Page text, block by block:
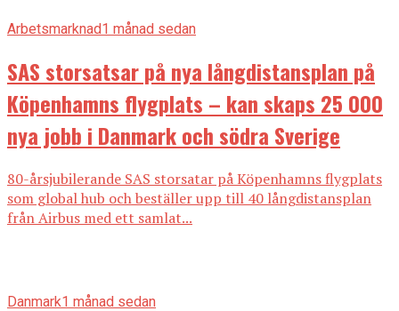
Arbetsmarknad1 månad sedan
SAS storsatsar på nya långdistansplan på
Köpenhamns flygplats – kan skaps 25 000
nya jobb i Danmark och södra Sverige
80-årsjubilerande SAS storsatar på Köpenhamns flygplats
som global hub och beställer upp till 40 långdistansplan
från Airbus med ett samlat...
Danmark1 månad sedan